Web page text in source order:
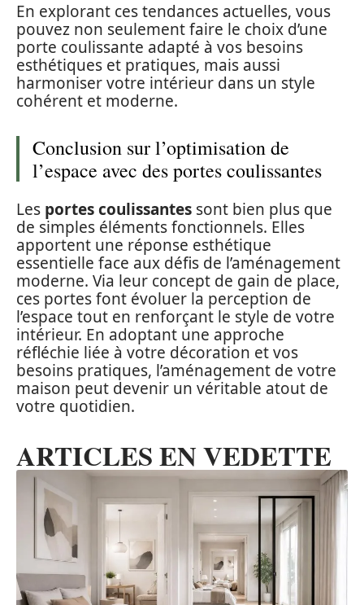
En explorant ces tendances actuelles, vous
pouvez non seulement faire le choix d’une
porte coulissante adapté à vos besoins
esthétiques et pratiques, mais aussi
harmoniser votre intérieur dans un style
cohérent et moderne.
Conclusion sur l’optimisation de
l’espace avec des portes coulissantes
Les portes coulissantes sont bien plus que
de simples éléments fonctionnels. Elles
apportent une réponse esthétique
essentielle face aux défis de l’aménagement
moderne. Via leur concept de gain de place,
ces portes font évoluer la perception de
l’espace tout en renforçant le style de votre
intérieur. En adoptant une approche
réfléchie liée à votre décoration et vos
besoins pratiques, l’aménagement de votre
maison peut devenir un véritable atout de
votre quotidien.
ARTICLES EN VEDETTE